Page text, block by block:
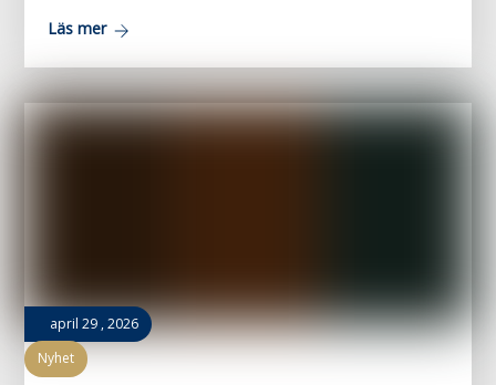
Läs mer
april 29 ,2026
Nyhet